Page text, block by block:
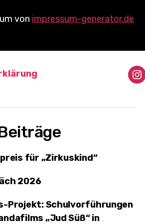
von impressum-generator.de
für „Zirkuskind“
2026
Projekt: Schulvorführungen
„Jud Süß“ in